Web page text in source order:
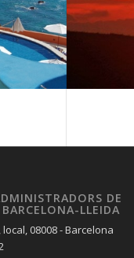
DE
LLEIDA
08008 - Barcelona